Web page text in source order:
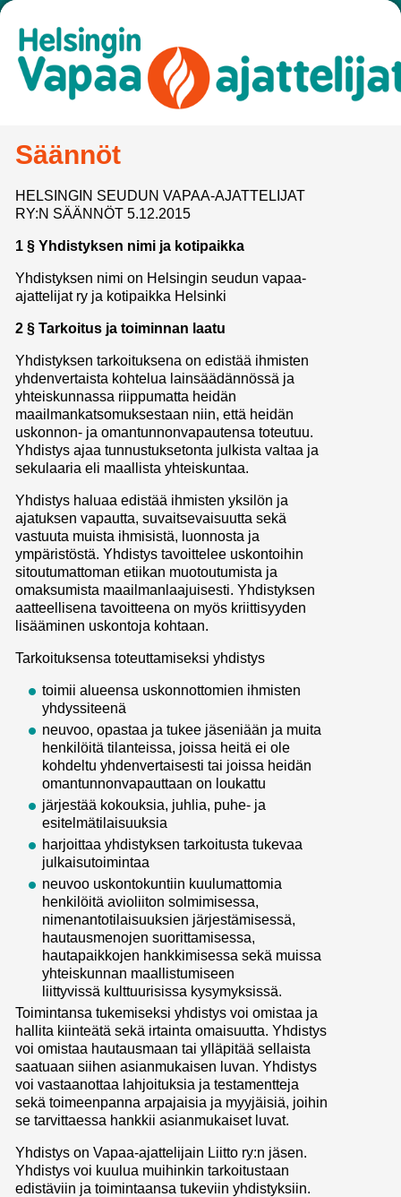
Säännöt
HELSINGIN SEUDUN VAPAA-AJATTELIJAT
RY:N SÄÄNNÖT 5.12.2015
1 § Yhdistyksen nimi ja kotipaikka
Yhdistyksen nimi on Helsingin seudun vapaa-
ajattelijat ry ja kotipaikka Helsinki
2 § Tarkoitus ja toiminnan laatu
Yhdistyksen tarkoituksena on edistää ihmisten
yhdenvertaista kohtelua lainsäädännössä ja
yhteiskunnassa riippumatta heidän
maailmankatsomuksestaan niin, että heidän
uskonnon- ja omantunnonvapautensa toteutuu.
Yhdistys ajaa tunnustuksetonta julkista valtaa ja
sekulaaria eli maallista yhteiskuntaa.
Yhdistys haluaa edistää ihmisten yksilön ja
ajatuksen vapautta, suvaitsevaisuutta sekä
vastuuta muista ihmisistä, luonnosta ja
ympäristöstä. Yhdistys tavoittelee uskontoihin
sitoutumattoman etiikan muotoutumista ja
omaksumista maailmanlaajuisesti. Yhdistyksen
aatteellisena tavoitteena on myös kriittisyyden
lisääminen uskontoja kohtaan.
Tarkoituksensa toteuttamiseksi yhdistys
toimii alueensa uskonnottomien ihmisten
yhdyssiteenä
neuvoo, opastaa ja tukee jäseniään ja muita
henkilöitä tilanteissa, joissa heitä ei ole
kohdeltu yhdenvertaisesti tai joissa heidän
omantunnonvapauttaan on loukattu
järjestää kokouksia, juhlia, puhe- ja
esitelmätilaisuuksia
harjoittaa yhdistyksen tarkoitusta tukevaa
julkaisutoimintaa
neuvoo uskontokuntiin kuulumattomia
henkilöitä avioliiton solmimisessa,
nimenantotilaisuuksien järjestämisessä,
hautausmenojen suorittamisessa,
hautapaikkojen hankkimisessa sekä muissa
yhteiskunnan maallistumiseen
liittyvissä kulttuurisissa kysymyksissä.
Toimintansa tukemiseksi yhdistys voi omistaa ja
hallita kiinteätä sekä irtainta omaisuutta. Yhdistys
voi omistaa hautausmaan tai ylläpitää sellaista
saatuaan siihen asianmukaisen luvan. Yhdistys
voi vastaanottaa lahjoituksia ja testamentteja
sekä toimeenpanna arpajaisia ja myyjäisiä, joihin
se tarvittaessa hankkii asianmukaiset luvat.
Yhdistys on Vapaa-ajattelijain Liitto ry:n jäsen.
Yhdistys voi kuulua muihinkin tarkoitustaan
edistäviin ja toimintaansa tukeviin yhdistyksiin.